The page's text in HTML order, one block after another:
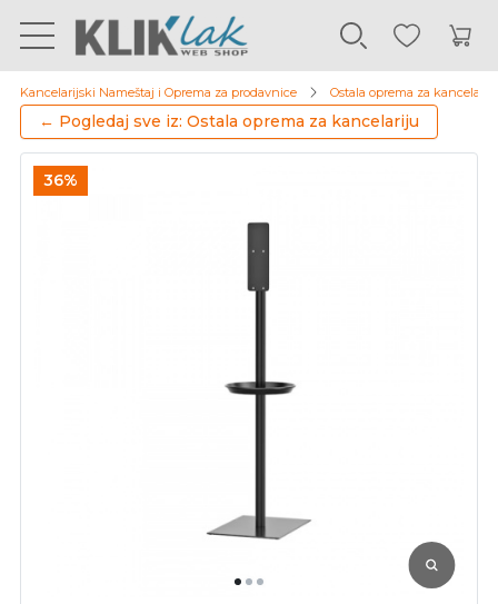
Kancelarijski Nameštaj i Oprema za prodavnice Ostala oprema za kancelariju
← Pogledaj sve iz: Ostala oprema za kancelariju
36%